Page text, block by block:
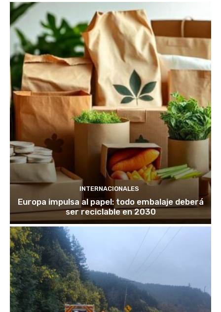
INTERNACIONALES
Europa impulsa al papel: todo embalaje deberá
ser reciclable en 2030